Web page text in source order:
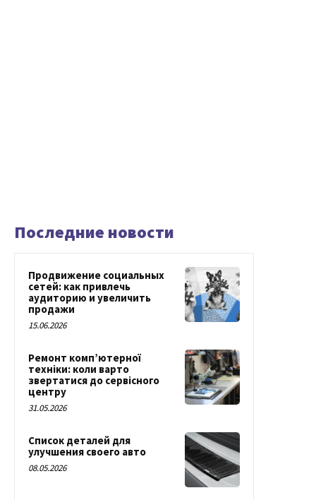
Последние новости
Продвижение социальных
сетей: как привлечь
аудиторию и увеличить
продажи
15.06.2026
Ремонт комп’ютерної
техніки: коли варто
звертатися до сервісного
центру
31.05.2026
Список деталей для
улучшения своего авто
08.05.2026